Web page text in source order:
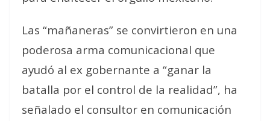
Las “mañaneras” se convirtieron en una
poderosa arma comunicacional que
ayudó al ex gobernante a “ganar la
batalla por el control de la realidad”, ha
señalado el consultor en comunicación